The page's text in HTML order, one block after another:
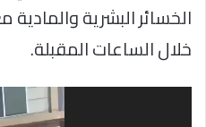
الخسائر البشرية والمادية
خلال الساعات المقبلة.